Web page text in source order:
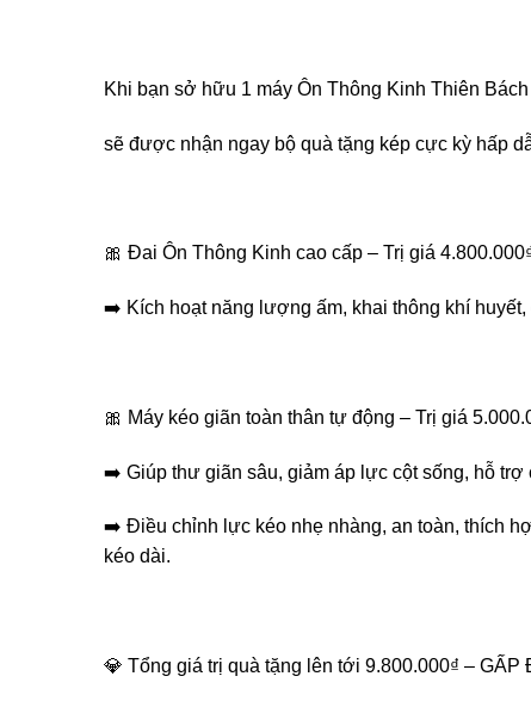
Khi bạn sở hữu 1 máy Ôn Thông Kinh Thiên
sẽ được nhận ngay bộ quà tặng kép cực kỳ hấp
🎀 Đai Ôn Thông Kinh cao cấp – Trị giá
➡️ Kích hoạt năng lượng ấm, khai thông khí
🎀 Máy kéo giãn toàn thân tự động – Trị giá
➡️ Giúp thư giãn sâu, giảm áp lực cột sống, hỗ trợ
➡️ Điều chỉnh lực kéo nhẹ nhàng, an toàn, thích
kéo dài.
💎 Tổng giá trị quà tặng lên tới 9.800.000₫ – GẤP